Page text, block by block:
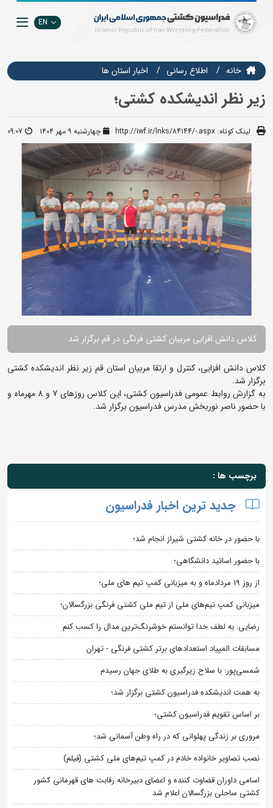
EN
خانه اطلاع رسانی اخبار استان ها
زیر نظر اندیشکده کشتی؛
لینک کوتاه: http://iwf.ir/lnks/84144/-.aspx چهارشنبه ۹ مهر ۱۴۰۴ 09:07
کلاس دانش افزایی مربیان کشتی فرنگی در قم برگزار شد
کلاس دانش افزایی، کنترل و ارتقا مربیان استان قم زیر نظر اندیشکده کشتی
برگزار شد.
به گزارش روابط عمومی فدراسیون کشتی، این کلاس روزهای 7 و 8 مهرماه و
با حضور ناصر نوربخش مدرس فدراسیون برگزار شد.
برچسب ها :
جدید ترین اخبار فدراسیون
با حضور در خانه کشتی شیراز انجام شد؛
با حضور اساتید دانشگاهی؛
از روز 19 مردادماه و به میزبانی کمپ تیم های ملی؛
میزبانی کمپ تیم‌های ملی از تیم ملی کشتی فرنگی بزرگسالان؛
رضایی: به لطف خدا توانستم خوشرنگ‌ترین مدال را کسب کنم
مسابقات المپیاد استعدادهای برتر کشتی فرنگی - تهران
شمسی‌پور: با سلاح زیرگیری به طلای جهان رسیدم
به همت اندیشکده فدراسیون کشتی برگزار شد؛
بر اساس تقویم فدراسیون کشتی؛
مروری بر زندگی پهلوانی که در راه وطن آسمانی شد؛
نصب تصاویر خانواده خادم در کمپ تیم‌های ملی کشتی (فیلم)
اسامی داوران قضاوت کننده و اعضای دبیرخانه رقابت های قهرمانی کشور
کشتی ساحلی بزرگسالان اعلام شد